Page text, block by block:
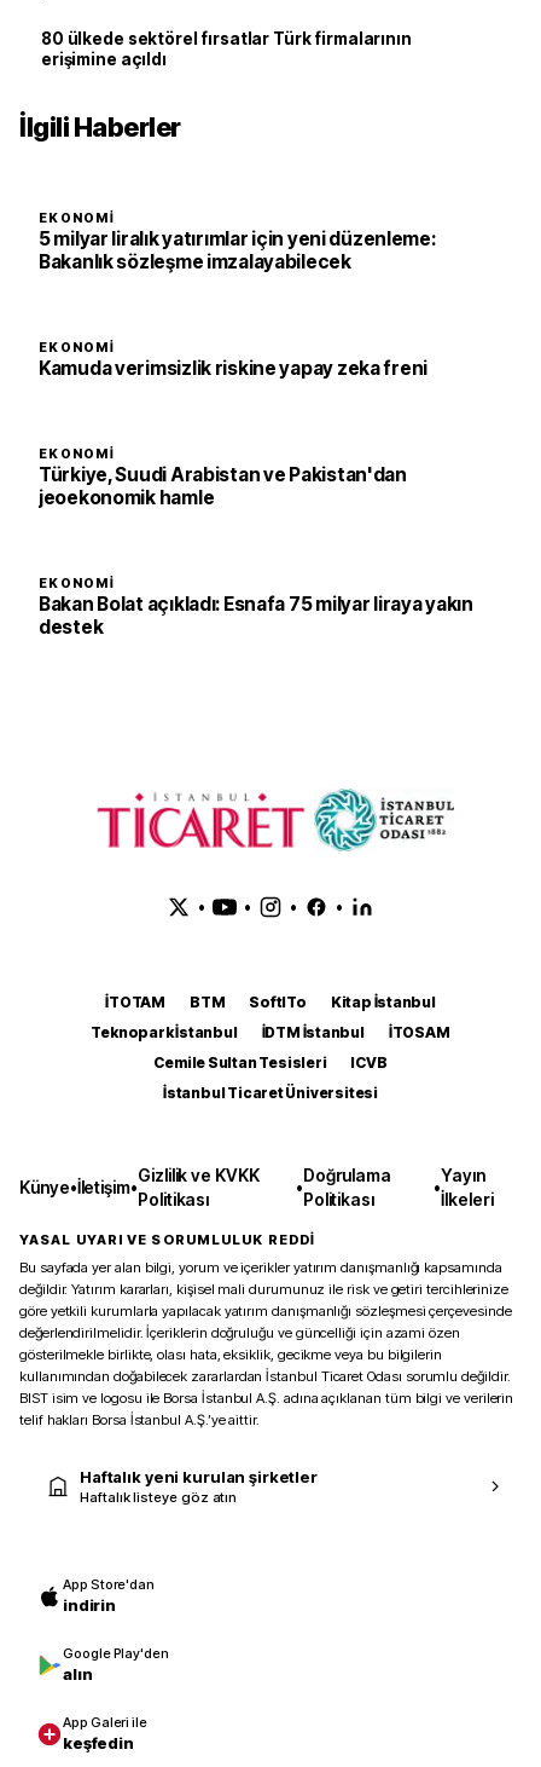
80 ülkede sektörel fırsatlar Türk firmalarının
erişimine açıldı
İlgili Haberler
EKONOMI
5 milyar liralık yatırımlar için yeni düzenleme:
Bakanlık sözleşme imzalayabilecek
EKONOMI
Kamuda verimsizlik riskine yapay zeka freni
EKONOMI
Türkiye, Suudi Arabistan ve Pakistan'dan
jeoekonomik hamle
EKONOMI
Bakan Bolat açıkladı: Esnafa 75 milyar liraya yakın
destek
• • • •
İTOTAM BTM SoftITo
Kitap İstanbul
Teknopark İstanbul
İDTM İstanbul
İTOSAM
Cemile Sultan Tesisleri
ICVB
İstanbul Ticaret Üniversitesi
Künye•İletişim•
Gizlilik ve KVKK
Politikası
•
Doğrulama
Politikası
•
Yayın
İlkeleri
YASAL UYARI VE SORUMLULUK REDDİ
Bu sayfada yer alan bilgi, yorum ve içerikler yatırım danışmanlığı kapsamında
değildir. Yatırım kararları, kişisel mali durumunuz ile risk ve getiri tercihlerinize
göre yetkili kurumlarla yapılacak yatırım danışmanlığı sözleşmesi çerçevesinde
değerlendirilmelidir. İçeriklerin doğruluğu ve güncelliği için azami özen
gösterilmekle birlikte, olası hata, eksiklik, gecikme veya bu bilgilerin
kullanımından doğabilecek zararlardan İstanbul Ticaret Odası sorumlu değildir.
BIST isim ve logosu ile Borsa İstanbul A.Ş. adına açıklanan tüm bilgi ve verilerin
telif hakları Borsa İstanbul A.Ş.’ye aittir.
Haftalık yeni kurulan şirketler
Haftalık listeye göz atın
App Store'dan
indirin
Google Play'den
alın
App Galeri ile
keşfedin